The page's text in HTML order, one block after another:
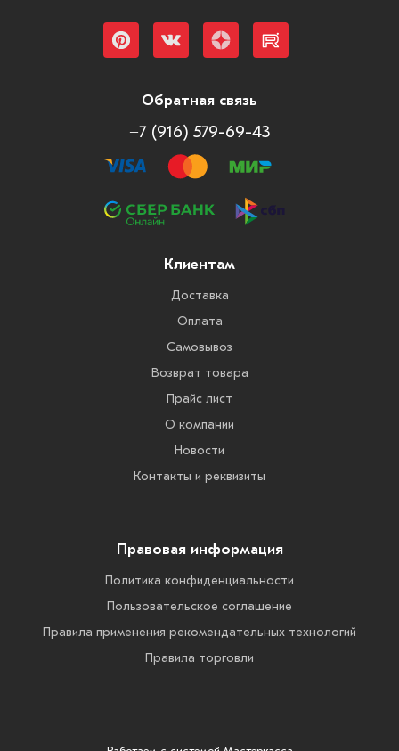
Обратная связь
+7 (916) 579-69-43
Клиентам
Доставка
Оплата
Самовывоз
Возврат товара
Прайс лист
О компании
Новости
Контакты и реквизиты
Правовая информация
Политика конфиденциальности
Пользовательское соглашение
Правила применения рекомендательных технологий
Правила торговли